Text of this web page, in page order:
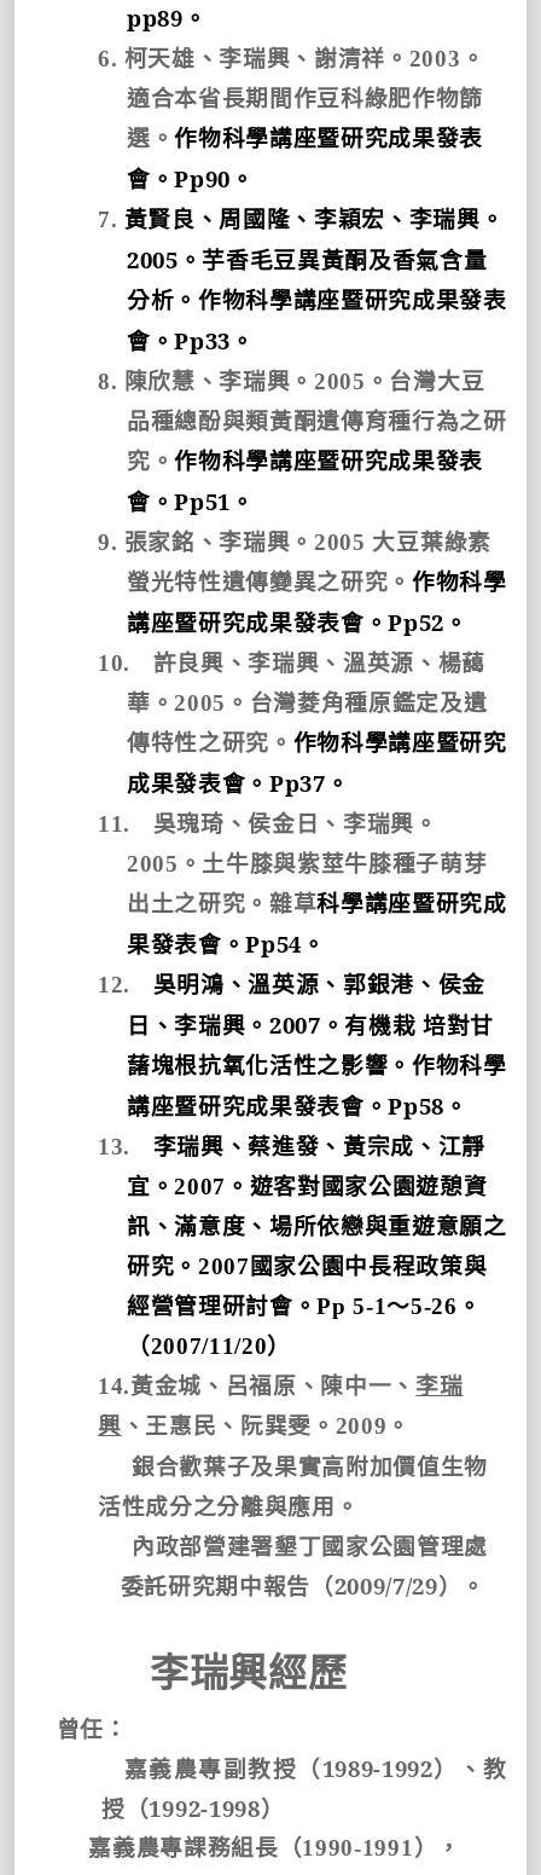
pp89 。
6. 柯天雄、李瑞興、謝清祥。 2003 。
適合本省長期間作豆科綠肥作物篩
選。作物科學講座暨研究成果發表
會。Pp90 。
7. 黃賢良、周國隆、李穎宏、李瑞興。
2005 。芋香毛豆異黃酮及香氣含量
分析。作物科學講座暨研究成果發表
會。Pp33 。
8. 陳欣慧、李瑞興。2005 。台灣大豆
品種總酚與類黃酮遺傳育種行為之研
究。作物科學講座暨研究成果發表
會。Pp51 。
9. 張家銘、李瑞興。2005 大豆葉綠素
螢光特性遺傳變異之研究。作物科學
講座暨研究成果發表會。Pp52 。
10.
許良興、李瑞興、溫英源、楊藹
華。2005 。台灣菱角種原鑑定及遺
傳特性之研究。 作物科學講座暨研究
成果發表會。Pp37 。
11.
吳瑰琦、侯金日、李瑞興。
2005 。土牛膝與紫莖牛膝種子萌芽
出土之研究。雜草科學講座暨研究成
果發表會。Pp54 。
12.
吳明鴻、溫英源、郭銀港、侯金
日、李瑞興。2007 。有機栽 培對甘
藷塊根抗氧化活性之影響。作物科學
講座暨研究成果發表會。Pp58 。
13.
李瑞興、蔡進發、黃宗成、江靜
宜。2007 。遊客對國家公園遊憩資
訊、滿意度、場所依戀與重遊意願之
研究。2007 國家公園中長程政策與
經營管理研討會。Pp 5-1～5-26 。
（2007/11/20）
14.黃金城、呂福原、陳中一、李瑞
興 、王惠民、阮巽雯。 2009 。
銀合歡葉子及果實高附加價值生物
活性成分之分離與應用。
內政部營建署墾丁國家公園管理處
委託研究期中報告（2009/7/29）。
李瑞興經歷
曾任：
嘉義農專副教授（1989-1992）、教
授（1992-1998）
嘉義農專課務組長（1990-1991 ），